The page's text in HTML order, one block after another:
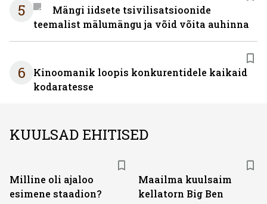
5
Mängi iidsete tsivilisatsioonide
teemalist mälumängu ja võid võita auhinna
6
Kinoomanik loopis konkurentidele kaikaid
kodaratesse
KUULSAD EHITISED
Milline oli ajaloo
esimene staadion?
Maailma kuulsaim
kellatorn Big Ben